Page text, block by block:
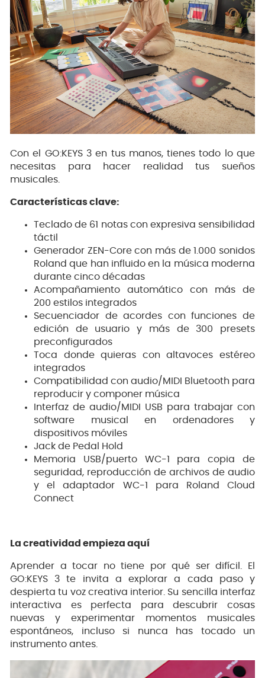
Con el GO:KEYS 3 en tus manos, tienes todo lo que
necesitas para hacer realidad tus sueños
musicales.
Características clave:
Teclado de 61 notas con expresiva sensibilidad
táctil
Generador ZEN-Core con más de 1.000 sonidos
Roland que han influido en la música moderna
durante cinco décadas
Acompañamiento automático con más de
200 estilos integrados
Secuenciador de acordes con funciones de
edición de usuario y más de 300 presets
preconfigurados
Toca donde quieras con altavoces estéreo
integrados
Compatibilidad con audio/MIDI Bluetooth para
reproducir y componer música
Interfaz de audio/MIDI USB para trabajar con
software musical en ordenadores y
dispositivos móviles
Jack de Pedal Hold
Memoria USB/puerto WC-1 para copia de
seguridad, reproducción de archivos de audio
y el adaptador WC-1 para Roland Cloud
Connect
La creatividad empieza aquí
Aprender a tocar no tiene por qué ser difícil. El
GO:KEYS 3 te invita a explorar a cada paso y
despierta tu voz creativa interior. Su sencilla interfaz
interactiva es perfecta para descubrir cosas
nuevas y experimentar momentos musicales
espontáneos, incluso si nunca has tocado un
instrumento antes.